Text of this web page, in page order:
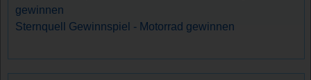
gewinnen
Sternquell Gewinnspiel - Motorrad gewinnen